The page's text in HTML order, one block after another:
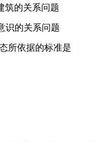
筑的关系问题
识的关系问题
所依据的标准是